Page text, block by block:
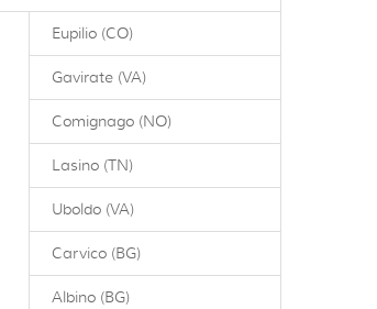
Eupilio (CO)
Gavirate (VA)
Comignago (NO)
Lasino (TN)
Uboldo (VA)
Carvico (BG)
Albino (BG)